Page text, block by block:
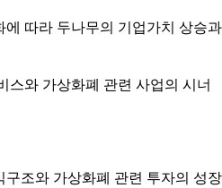
에 따라 두나무의 기업가치 상승과
스와 가상화폐 관련 사업의 시너
구조와 가상화폐 관련 투자의 성장